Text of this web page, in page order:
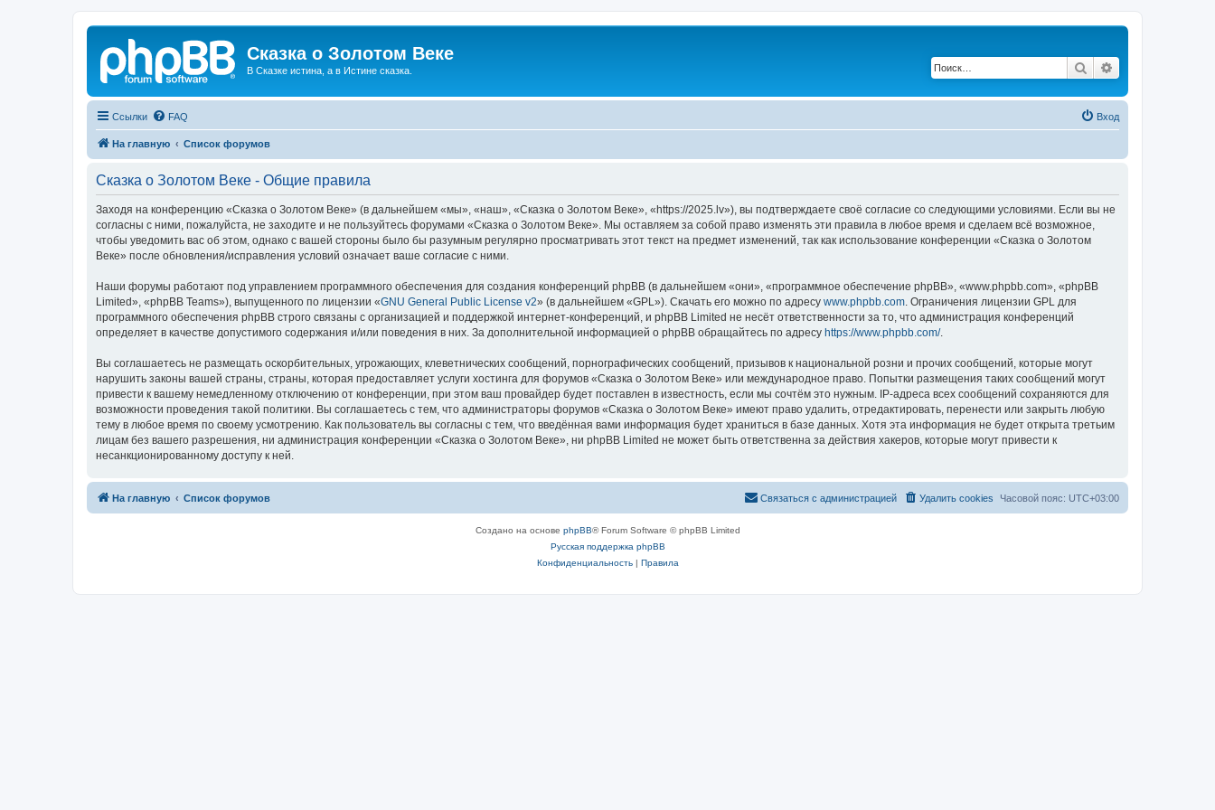
Сказка о Золотом Веке
В Сказке истина, а в Истине сказка. Поиск
Ссылки FAQ Вход
На главную Список форумов
Сказка о Золотом Веке - Общие правила
Заходя на конференцию «Сказка о Золотом Веке» (в дальнейшем «мы», «наш», «Сказка о Золотом Веке», «https://2025.lv»), вы подтверждаете своё согласие со следующими условиями. Если вы не
согласны с ними, пожалуйста, не заходите и не пользуйтесь форумами «Сказка о Золотом Веке». Мы оставляем за собой право изменять эти правила в любое время и сделаем всё возможное,
чтобы уведомить вас об этом, однако с вашей стороны было бы разумным регулярно просматривать этот текст на предмет изменений, так как использование конференции «Сказка о Золотом
Веке» после обновления/исправления условий означает ваше согласие с ними.
Наши форумы работают под управлением программного обеспечения для создания конференций phpBB (в дальнейшем «они», «программное обеспечение phpBB», «www.phpbb.com», «phpBB
Limited», «phpBB Teams»), выпущенного по лицензии «GNU General Public License v2» (в дальнейшем «GPL»). Скачать его можно по адресу www.phpbb.com . Ограничения лицензии GPL для
программного обеспечения phpBB строго связаны с организацией и поддержкой интернет-конференций, и phpBB Limited не несёт ответственности за то, что администрация конференций
определяет в качестве допустимого содержания и/или поведения в них. За дополнительной информацией о phpBB обращайтесь по адресу https://www.phpbb.com/.
Вы соглашаетесь не размещать оскорбительных, угрожающих, клеветнических сообщений, порнографических сообщений, призывов к национальной розни и прочих сообщений, которые могут
нарушить законы вашей страны, страны, которая предоставляет услуги хостинга для форумов «Сказка о Золотом Веке» или международное право. Попытки размещения таких сообщений могут
привести к вашему немедленному отключению от конференции, при этом ваш провайдер будет поставлен в известность, если мы сочтём это нужным. IP-адреса всех сообщений сохраняются для
возможности проведения такой политики. Вы соглашаетесь с тем, что администраторы форумов «Сказка о Золотом Веке» имеют право удалить, отредактировать, перенести или закрыть любую
тему в любое время по своему усмотрению. Как пользователь вы согласны с тем, что введённая вами информация будет храниться в базе данных. Хотя эта информация не будет открыта третьим
лицам без вашего разрешения, ни администрация конференции «Сказка о Золотом Веке», ни phpBB Limited не может быть ответственна за действия хакеров, которые могут привести к
несанкционированному доступу к ней.
На главную Список форумов Часовой пояс: UTC+03:00
Удалить cookies
Связаться с администрацией
Создано на основе phpBB® Forum Software © phpBB Limited
Русская поддержка phpBB
Конфиденциальность| Правила